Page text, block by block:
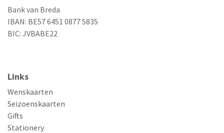
Bank van Breda
IBAN: BE57 6451 0877 5835
BIC: JVBABE22
Links
Wenskaarten
Seizoenskaarten
Gifts
Stationery